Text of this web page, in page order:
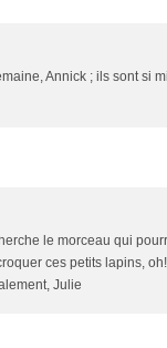
Annick ; ils sont si
le morceau qui
ces petits lapins,
Julie